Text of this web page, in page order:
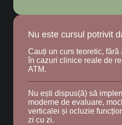
Nu este cursul potrivit
Cauți un curs teoretic,
în cazuri clinice reale de
ATM.
Nu ești dispus(ă) să
moderne de evaluare,
verticalei și ocluzie
zi cu zi.